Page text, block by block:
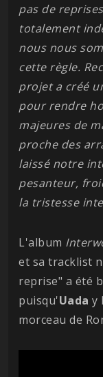
pas de
totalement
nous nous
cette règle.
projet a créé
pour rendre
majeures de
proche des
laissé notre
pesanteur,
la tristesse
L'album
et sa tracklist
reprise" a été
puisqu'Uada y
morceau de